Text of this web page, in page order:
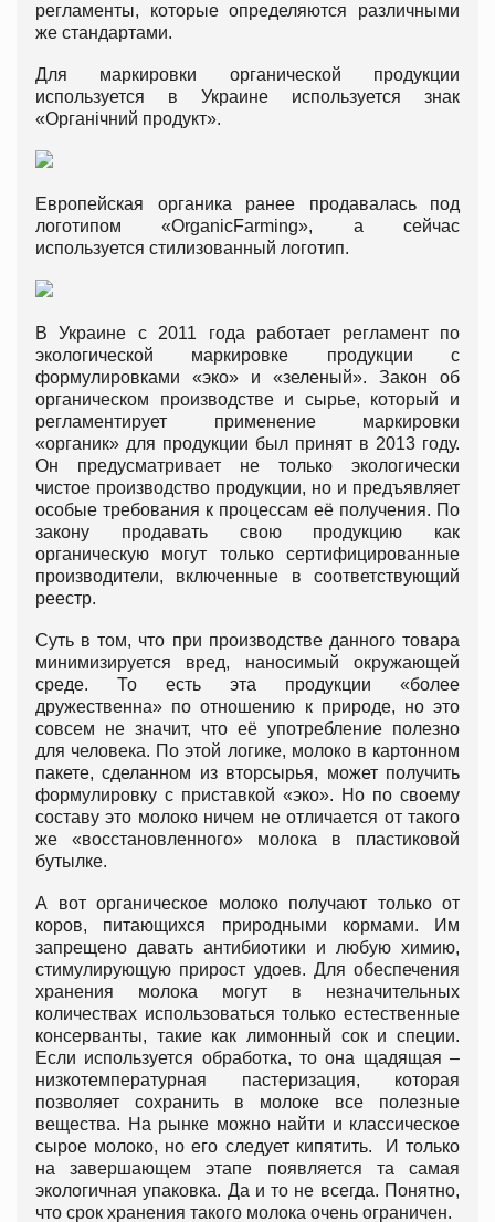
регламенты, которые определяются различными
же стандартами.
Для маркировки органической продукции
используется в Украине используется знак
«Органічний продукт».
Европейская органика ранее продавалась под
логотипом «OrganicFarming», а сейчас
используется стилизованный логотип.
В Украине с 2011 года работает регламент по
экологической маркировке продукции с
формулировками «эко» и «зеленый». Закон об
органическом производстве и сырье, который и
регламентирует применение маркировки
«органик» для продукции был принят в 2013 году.
Он предусматривает не только экологически
чистое производство продукции, но и предъявляет
особые требования к процессам её получения. По
закону продавать свою продукцию как
органическую могут только сертифицированные
производители, включенные в соответствующий
реестр.
Суть в том, что при производстве данного товара
минимизируется вред, наносимый окружающей
среде. То есть эта продукции «более
дружественна» по отношению к природе, но это
совсем не значит, что её употребление полезно
для человека. По этой логике, молоко в картонном
пакете, сделанном из вторсырья, может получить
формулировку с приставкой «эко». Но по своему
составу это молоко ничем не отличается от такого
же «восстановленного» молока в пластиковой
бутылке.
А вот органическое молоко получают только от
коров, питающихся природными кормами. Им
запрещено давать антибиотики и любую химию,
стимулирующую прирост удоев. Для обеспечения
хранения молока могут в незначительных
количествах использоваться только естественные
консерванты, такие как лимонный сок и специи.
Если используется обработка, то она щадящая –
низкотемпературная пастеризация, которая
позволяет сохранить в молоке все полезные
вещества. На рынке можно найти и классическое
сырое молоко, но его следует кипятить. И только
на завершающем этапе появляется та самая
экологичная упаковка. Да и то не всегда. Понятно,
что срок хранения такого молока очень ограничен.